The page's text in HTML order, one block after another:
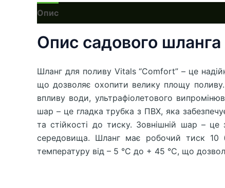
Опис
Опис садового
Шланг для поливу Vitals “Comfort” – це
що дозволяє охопити велику площу поливу.
впливу води, ультрафіолетового
шар – це гладка трубка з ПВХ, яка
та стійкості до тиску. Зовнішній шар –
середовища. Шланг має робочий тиск 10
температуру від – 5 °С до + 45 °С, що